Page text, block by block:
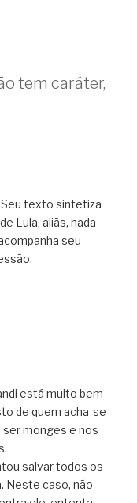
tem caráter,
texto sintetiza
Lula, aliãs, nada
seu
está muito bem
de quem acha-se
ser monges e nos
salvar todos os
Neste caso, não